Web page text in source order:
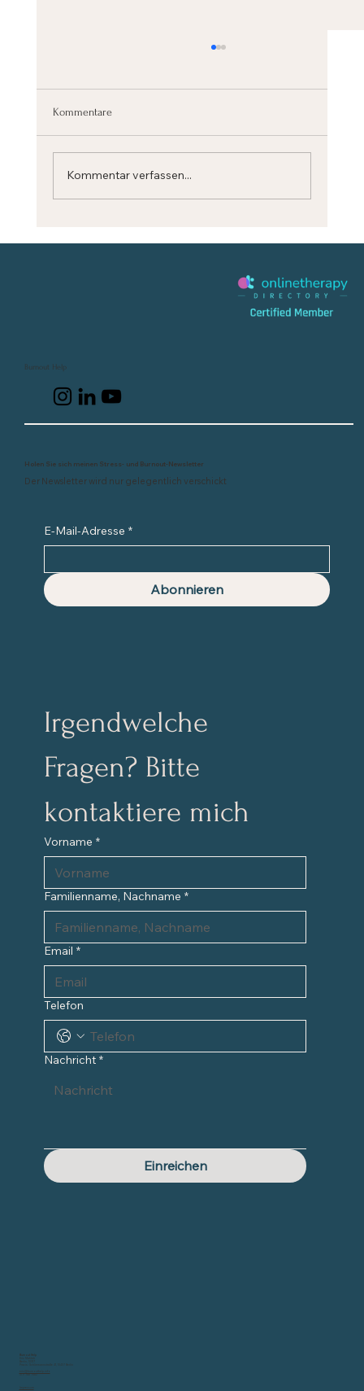
Kommentare
Kommentar verfassen...
Irgendwelche
Fragen? Bitte
kontaktiere mich
Vorname *
Familienname, Nachname *
Email *
Telefon
Nachricht *
Einreichen
Holen Sie sich meinen Stress- und Burnout-Newsletter
Der Newsletter wird nur gelegentlich verschickt
E-Mail-Adresse *
Abonnieren
Burnout Help